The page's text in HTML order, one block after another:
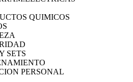
QUIMICOS
SETS
PERSONAL